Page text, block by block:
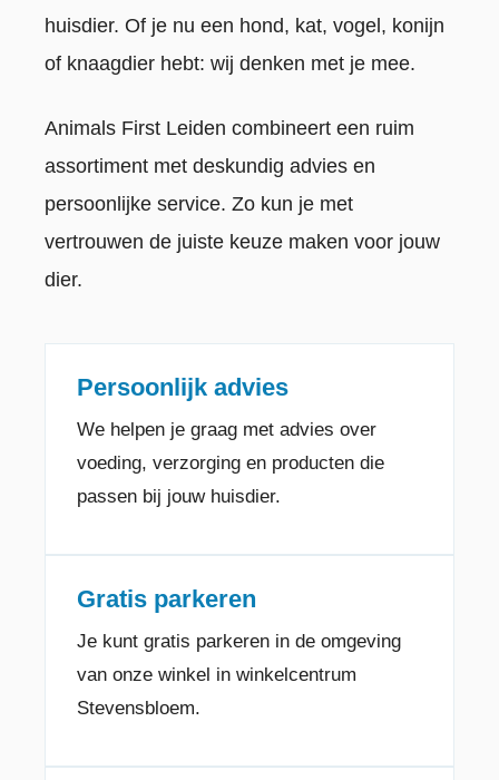
huisdier. Of je nu een hond, kat, vogel, konijn
of knaagdier hebt: wij denken met je mee.
Animals First Leiden combineert een ruim
assortiment met deskundig advies en
persoonlijke service. Zo kun je met
vertrouwen de juiste keuze maken voor jouw
dier.
Persoonlijk advies
We helpen je graag met advies over
voeding, verzorging en producten die
passen bij jouw huisdier.
Gratis parkeren
Je kunt gratis parkeren in de omgeving
van onze winkel in winkelcentrum
Stevensbloem.